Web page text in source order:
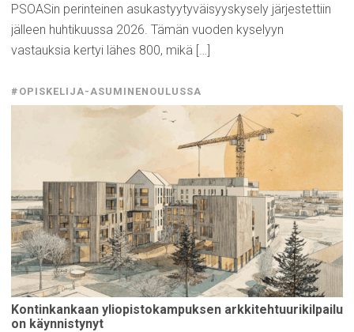
PSOASin perinteinen asukastyytyväisyyskysely järjestettiin
jälleen huhtikuussa 2026. Tämän vuoden kyselyyn
vastauksia kertyi lähes 800, mikä […]
#OPISKELIJA-ASUMINENOULUSSA
Kontinkankaan yliopistokampuksen arkkitehtuurikilpailu
on käynnistynyt